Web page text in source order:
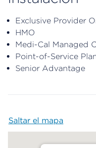
Exclusive Provider
HMO
Medi-Cal Managed
Point-of-Service
Senior Advantage
Saltar el mapa